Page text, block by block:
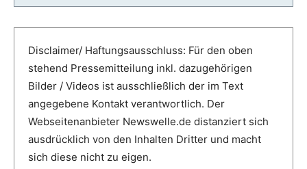
Disclaimer/ Haftungsausschluss: Für den oben
stehend Pressemitteilung inkl. dazugehörigen
Bilder / Videos ist ausschließlich der im Text
angegebene Kontakt verantwortlich. Der
Webseitenanbieter Newswelle.de distanziert sich
ausdrücklich von den Inhalten Dritter und macht
sich diese nicht zu eigen.